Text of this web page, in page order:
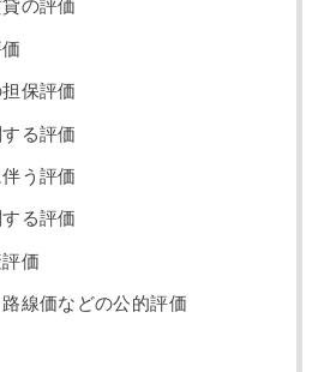
の評価
保評価
る評価
う評価
る評価
価
線価などの公的評価